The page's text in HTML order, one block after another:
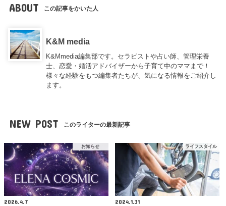
ABOUT この記事をかいた人
K&M media
K&Mmedia編集部です。セラピストや占い師、管理栄養
士、恋愛・婚活アドバイザーから子育て中のママまで！
様々な経験をもつ編集者たちが、気になる情報をご紹介し
ます。
NEW POST このライターの最新記事
お知らせ
2026.4.7
ライフスタイル
2024.1.31